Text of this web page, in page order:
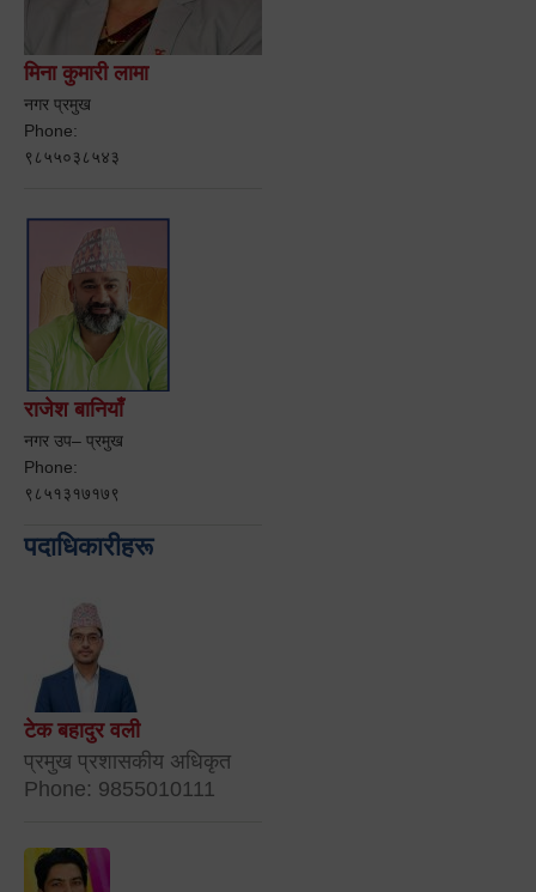
मिना कुमारी लामा
नगर प्रमुख
Phone:
९८५५०३८५४३
राजेश बानियाँ
नगर उप– प्रमुख
Phone:
९८५१३१७१७९
पदाधिकारीहरू
टेक बहादुर वली
प्रमुख प्रशासकीय अधिकृत
Phone: 9855010111